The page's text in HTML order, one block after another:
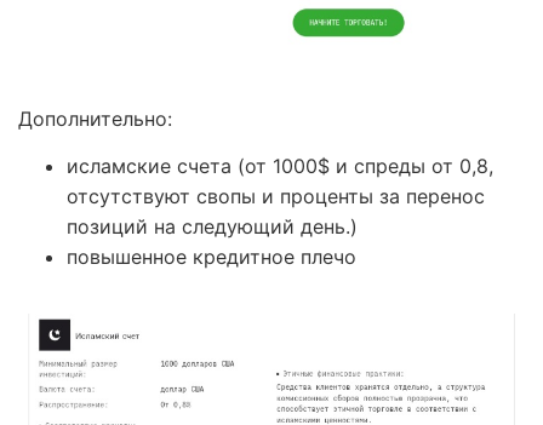
Дополнительно:
исламские счета (от 1000$ и спреды от 0,8,
отсутствуют свопы и проценты за перенос
позиций на следующий день.)
повышенное кредитное плечо